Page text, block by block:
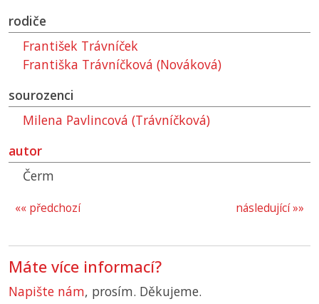
rodiče
František Trávníček
Františka Trávníčková (Nováková)
sourozenci
Milena Pavlincová (Trávníčková)
autor
Čerm
následující »»
«« předchozí
Máte více informací?
Napište nám, prosím. Děkujeme.